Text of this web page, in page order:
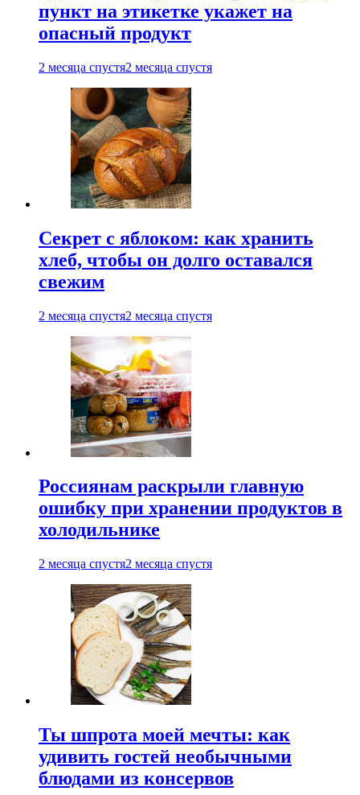
пункт на этикетке укажет на
опасный продукт
2 месяца спустя2 месяца спустя
Секрет с яблоком: как хранить
хлеб, чтобы он долго оставался
свежим
2 месяца спустя2 месяца спустя
Россиянам раскрыли главную
ошибку при хранении продуктов в
холодильнике
2 месяца спустя2 месяца спустя
Ты шпрота моей мечты: как
удивить гостей необычными
блюдами из консервов